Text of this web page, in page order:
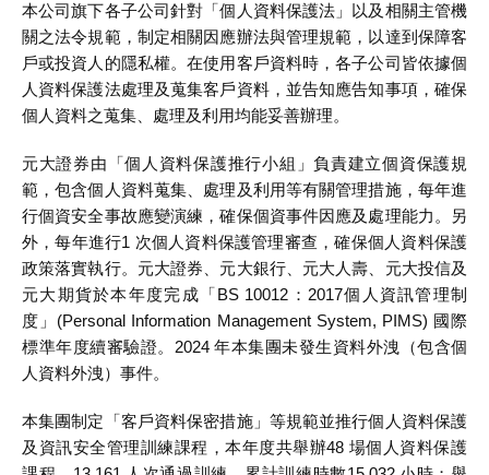
本公司旗下各子公司針對「個人資料保護法」以及相關主管機
關之法令規範，制定相關因應辦法與管理規範，以達到保障客
戶或投資人的隱私權。在使用客戶資料時，各子公司皆依據個
人資料保護法處理及蒐集客戶資料，並告知應告知事項，確保
個人資料之蒐集、處理及利用均能妥善辦理。
元大證券由「個人資料保護推行小組」負責建立個資保護規
範，包含個人資料蒐集、處理及利用等有關管理措施，每年進
行個資安全事故應變演練，確保個資事件因應及處理能力。另
外，每年進行1 次個人資料保護管理審查，確保個人資料保護
政策落實執行。元大證券、元大銀行、元大人壽、元大投信及
元大期貨於本年度完成「BS 10012：2017個人資訊管理制
度」(Personal Information Management System, PIMS) 國際
標準年度續審驗證。2024 年本集團未發生資料外洩（包含個
人資料外洩）事件。
本集團制定「客戶資料保密措施」等規範並推行個人資料保護
及資訊安全管理訓練課程，本年度共舉辦48 場個人資料保護